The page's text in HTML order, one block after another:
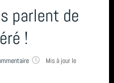
& LIENS UTILES
parlent de
!
Mis à jour le